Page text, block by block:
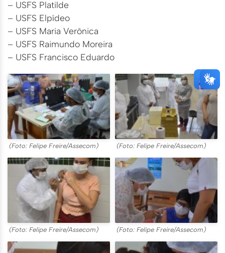
– USFS Platilde
– USFS Elpídeo
– USFS Maria Verônica
– USFS Raimundo Moreira
– USFS Francisco Eduardo
(Foto: Felipe Freire/Assecom) (Foto: Felipe Freire/Assecom)
(Foto: Felipe Freire/Assecom) (Foto: Felipe Freire/Assecom)